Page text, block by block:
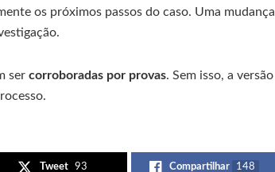
os próximos passos do caso. Uma mudança
ser corroboradas por provas. Sem isso, a versão
Tweet 93 Compartilhar 148